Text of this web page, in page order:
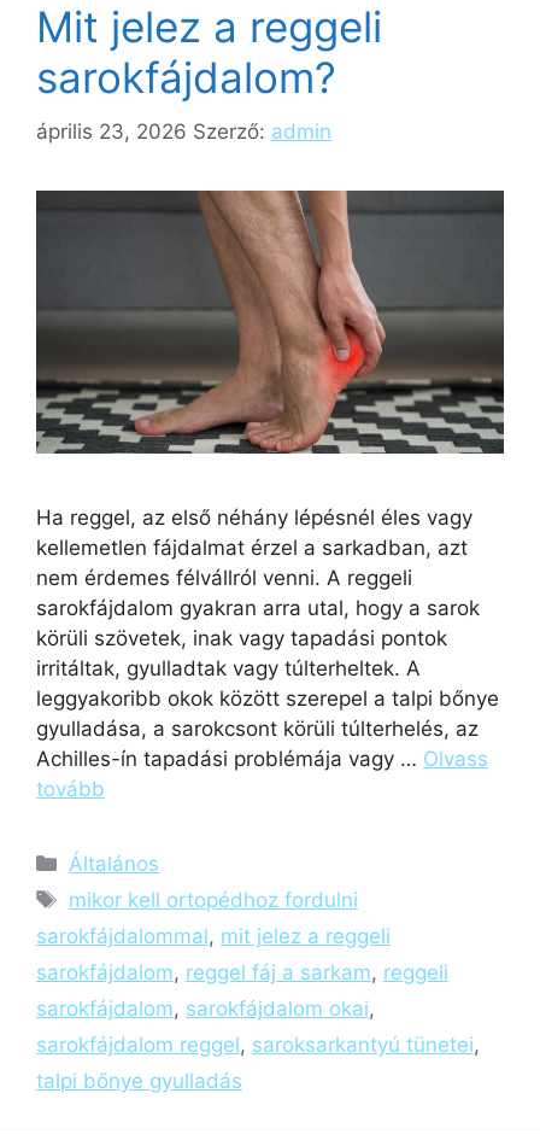
Mit jelez a reggeli
sarokfájdalom?
április 23, 2026 Szerző: admin
Ha reggel, az első néhány lépésnél éles vagy
kellemetlen fájdalmat érzel a sarkadban, azt
nem érdemes félvállról venni. A reggeli
sarokfájdalom gyakran arra utal, hogy a sarok
körüli szövetek, inak vagy tapadási pontok
irritáltak, gyulladtak vagy túlterheltek. A
leggyakoribb okok között szerepel a talpi bőnye
gyulladása, a sarokcsont körüli túlterhelés, az
Achilles-ín tapadási problémája vagy … Olvass
tovább
Általános
mikor kell ortopédhoz fordulni
sarokfájdalommal, mit jelez a reggeli
sarokfájdalom, reggel fáj a sarkam, reggeli
sarokfájdalom, sarokfájdalom okai,
sarokfájdalom reggel, saroksarkantyú tünetei,
talpi bőnye gyulladás